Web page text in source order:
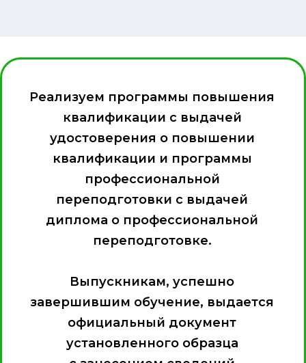
Реализуем программы повышения
квалификации с выдачей
удостоверения о повышении
квалификации и программы
профессиональной
переподготовки с выдачей
диплома о профессиональной
переподготовке.
Выпускникам, успешно
завершившим обучение, выдается
официальный документ
установленного образца